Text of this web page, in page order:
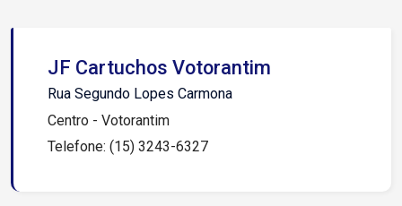
JF Cartuchos Votorantim
Rua Segundo Lopes Carmona
Centro - Votorantim
Telefone: (15) 3243-6327